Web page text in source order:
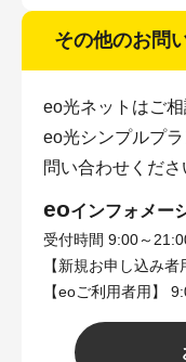
その他のお問
eo光ネットはご相
eo光シンプルプ
問い合わせくださ
eoインフォメー
受付時間 9:00～
【新規お申し込み
【eoご利用者用】